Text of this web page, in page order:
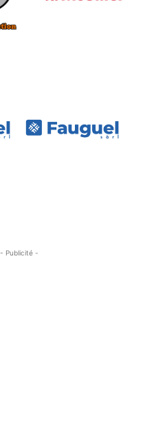
- Publicité -